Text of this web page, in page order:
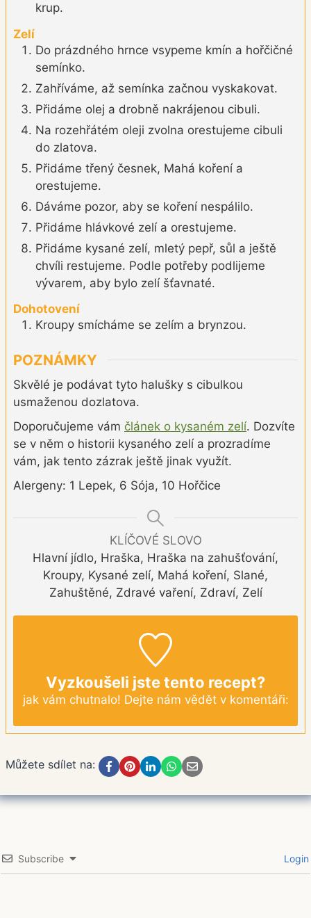
krup.
Zelí
Do prázdného hrnce vsypeme kmín a hořčičné
semínko.
Zahříváme, až semínka začnou vyskakovat.
Přidáme olej a drobně nakrájenou cibuli.
Na rozehřátém oleji zvolna orestujeme cibuli
do zlatova.
Přidáme třený česnek, Mahá koření a
orestujeme.
Dáváme pozor, aby se koření nespálilo.
Přidáme hlávkové zelí a orestujeme.
Přidáme kysané zelí, mletý pepř, sůl a ještě
chvíli restujeme. Podle potřeby podlijeme
vývarem, aby bylo zelí šťavnaté.
Dohotovení
Kroupy smícháme se zelím a brynzou.
POZNÁMKY
Skvělé je podávat tyto halušky s cibulkou
usmaženou dozlatova.
Doporučujeme vám článek o kysaném zelí. Dozvíte
se v něm o historii kysaného zelí a prozradíme
vám, jak tento zázrak ještě jinak využít.
Alergeny: 1 Lepek, 6 Sója, 10 Hořčice
KLÍČOVÉ SLOVO
Hlavní jídlo, Hraška, Hraška na zahušťování,
Kroupy, Kysané zelí, Mahá koření, Slané,
Zahuštěné, Zdravé vaření, Zdraví, Zelí
Vyzkoušeli jste tento recept?
jak vám chutnalo! Dejte nám vědět v komentáři:
Můžete sdílet na:
Subscribe Login